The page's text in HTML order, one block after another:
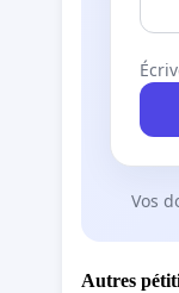
Vos
Autres